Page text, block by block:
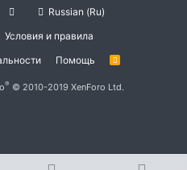
Russian (Ru)
Условия и правила
Помощь
R
® © 2010-2019 XenForo Ltd.